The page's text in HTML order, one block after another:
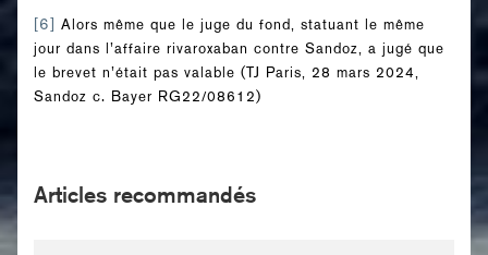
[6] Alors même que le juge du fond, statuant le même
jour dans l’affaire rivaroxaban contre Sandoz, a jugé que
le brevet n’était pas valable (TJ Paris, 28 mars 2024,
Sandoz c. Bayer RG22/08612)
Articles recommandés